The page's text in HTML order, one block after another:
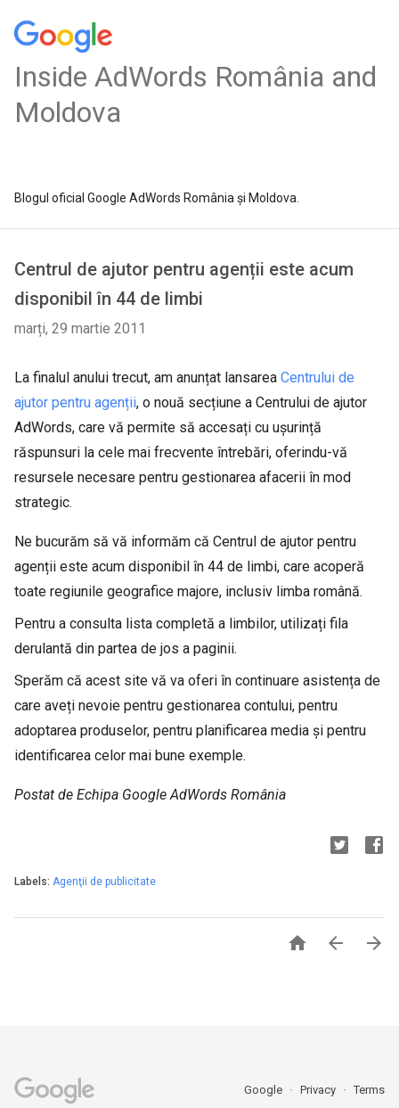
Inside AdWords România and
Moldova
Blogul oficial Google AdWords România și Moldova.
Centrul de ajutor pentru agenții este acum
disponibil în 44 de limbi
marți, 29 martie 2011
La finalul anului trecut, am anunțat lansarea Centrului de
ajutor pentru agenții, o nouă secțiune a Centrului de ajutor
AdWords, care vă permite să accesați cu ușurință
răspunsuri la cele mai frecvente întrebări, oferindu-vă
resursele necesare pentru gestionarea afacerii în mod
strategic.
Ne bucurăm să vă informăm că Centrul de ajutor pentru
agenții este acum disponibil în 44 de limbi, care acoperă
toate regiunile geografice majore, inclusiv limba română.
Pentru a consulta lista completă a limbilor, utilizați fila
derulantă din partea de jos a paginii.
Sperăm că acest site vă va oferi în continuare asistența de
care aveți nevoie pentru gestionarea contului, pentru
adoptarea produselor, pentru planificarea media și pentru
identificarea celor mai bune exemple.
Postat de Echipa Google AdWords România
Labels: Agenţii de publicitate
  
Google Privacy Terms